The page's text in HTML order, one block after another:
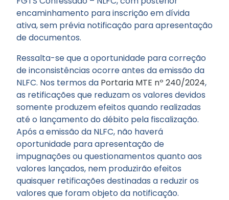
encaminhamento para inscrição em dívida
ativa, sem prévia notificação para apresentação
de documentos.
Ressalta-se que a oportunidade para correção
de inconsistências ocorre antes da emissão da
NLFC. Nos termos da Portaria MTE nº 240/2024,
as retificações que reduzam os valores devidos
somente produzem efeitos quando realizadas
até o lançamento do débito pela fiscalização.
Após a emissão da NLFC, não haverá
oportunidade para apresentação de
impugnações ou questionamentos quanto aos
valores lançados, nem produzirão efeitos
quaisquer retificações destinadas a reduzir os
valores que foram objeto da notificação.